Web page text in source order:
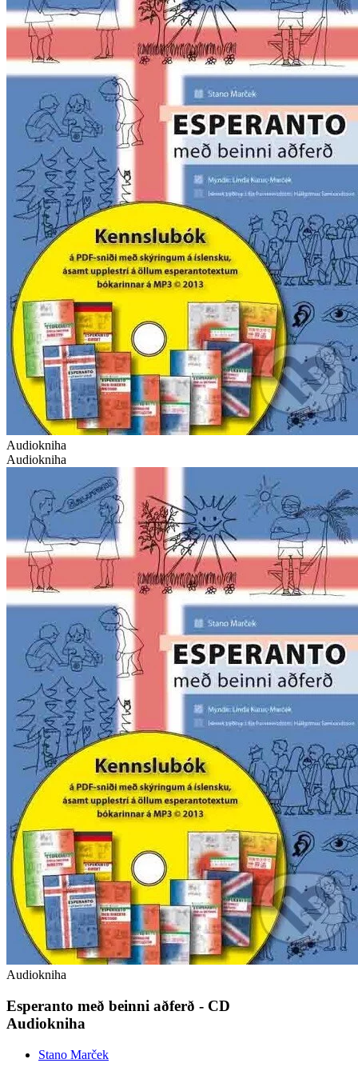
Audiokniha
Audiokniha
Audiokniha
Esperanto með beinni aðferð - CD
Audiokniha
Stano Marček